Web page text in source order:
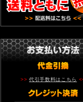
>> 代引手数料はこちら